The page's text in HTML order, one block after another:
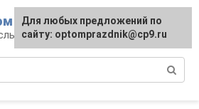
и детей
Для любых предложений по
сайту: optomprazdnik@cp9.ru